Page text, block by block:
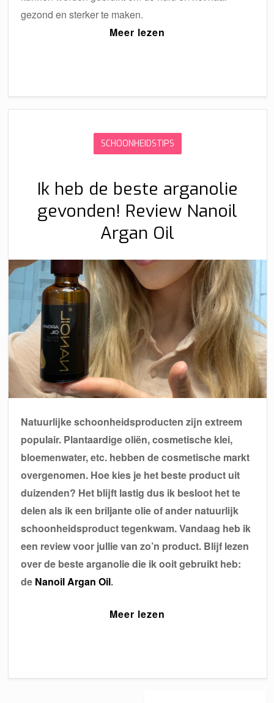
gezond en sterker te maken.
Meer lezen
SCHOONHEIDSTIPS
Ik heb de beste arganolie
gevonden! Review Nanoil
Argan Oil
Natuurlijke schoonheidsproducten zijn extreem
populair. Plantaardige oliën, cosmetische klei,
bloemenwater, etc. hebben de cosmetische markt
overgenomen. Hoe kies je het beste product uit
duizenden? Het blijft lastig dus ik besloot het te
delen als ik een briljante olie of ander natuurlijk
schoonheidsproduct tegenkwam. Vandaag heb ik
een review voor jullie van zo’n product. Blijf lezen
over de beste arganolie die ik ooit gebruikt heb:
de Nanoil Argan Oil.
Meer lezen